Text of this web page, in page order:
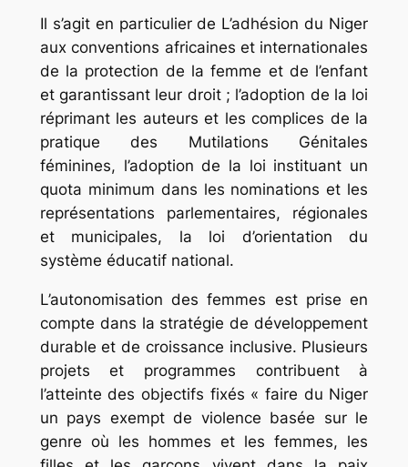
Il s’agit en particulier de L’adhésion du Niger
aux conventions africaines et internationales
de la protection de la femme et de l’enfant
et garantissant leur droit ; l’adoption de la loi
réprimant les auteurs et les complices de la
pratique des Mutilations Génitales
féminines, l’adoption de la loi instituant un
quota minimum dans les nominations et les
représentations parlementaires, régionales
et municipales, la loi d’orientation du
système éducatif national.
L’autonomisation des femmes est prise en
compte dans la stratégie de développement
durable et de croissance inclusive. Plusieurs
projets et programmes contribuent à
l’atteinte des objectifs fixés « faire du Niger
un pays exempt de violence basée sur le
genre où les hommes et les femmes, les